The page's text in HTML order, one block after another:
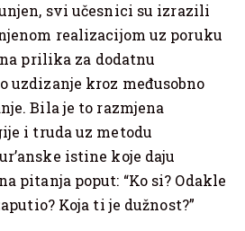
svi učesnici su izrazili
realizacijom uz poruku
prilika za dodatnu
uzdizanje kroz međusobno
Bila je to razmjena
i truda uz metodu
istine koje daju
pitanja poput: “Ko si? Odakle
Koja ti je dužnost?”